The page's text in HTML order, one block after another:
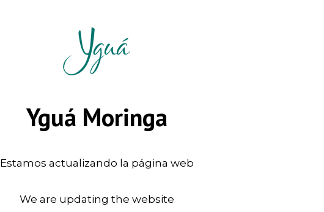
Yguá Moringa
Estamos actualizando la página web
We are updating the website